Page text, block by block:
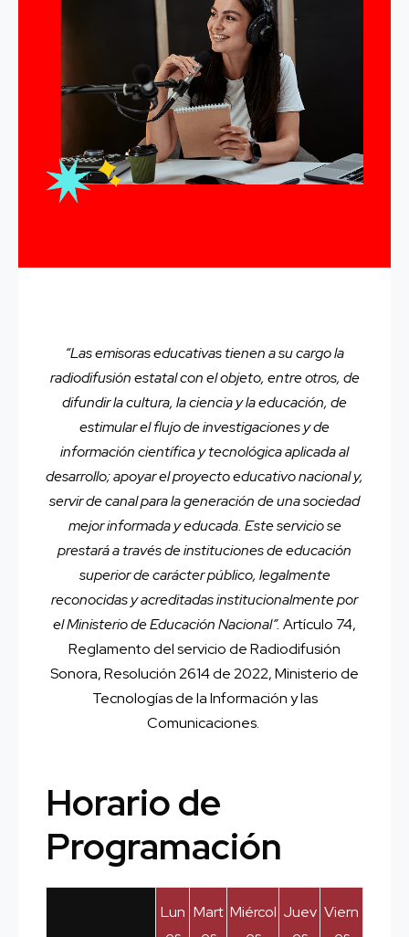
“Las emisoras educativas tienen a su cargo la
radiodifusión estatal con el objeto, entre otros, de
difundir la cultura, la ciencia y la educación, de
estimular el flujo de investigaciones y de
información científica y tecnológica aplicada al
desarrollo; apoyar el proyecto educativo nacional y,
servir de canal para la generación de una sociedad
mejor informada y educada. Este servicio se
prestará a través de instituciones de educación
superior de carácter público, legalmente
reconocidas y acreditadas institucionalmente por
el Ministerio de Educación Nacional”. Artículo 74,
Reglamento del servicio de Radiodifusión
Sonora, Resolución 2614 de 2022, Ministerio de
Tecnologías de la Información y las
Comunicaciones.
Horario de
Programación
Lun Mart Miércol Juev Viern